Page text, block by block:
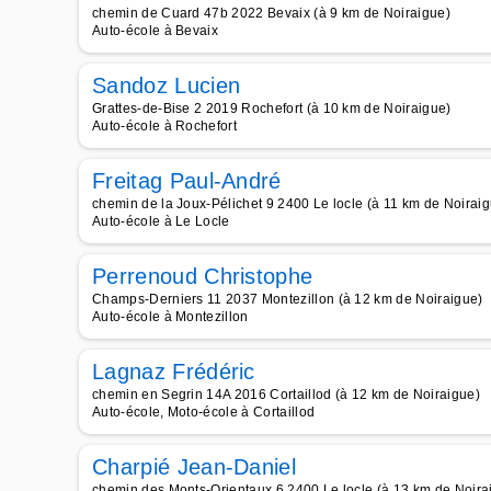
chemin de Cuard 47b 2022 Bevaix (à 9 km de Noiraigue)
Auto-école à Bevaix
Sandoz Lucien
Grattes-de-Bise 2 2019 Rochefort (à 10 km de Noiraigue)
Auto-école à Rochefort
Freitag Paul-André
chemin de la Joux-Pélichet 9 2400 Le locle (à 11 km de
Auto-école à Le Locle
Perrenoud Christophe
Champs-Derniers 11 2037 Montezillon (à 12 km de Noiraigue)
Auto-école à Montezillon
Lagnaz Frédéric
chemin en Segrin 14A 2016 Cortaillod (à 12 km de Noiraigue)
Auto-école, Moto-école à Cortaillod
Charpié Jean-Daniel